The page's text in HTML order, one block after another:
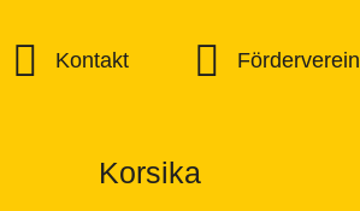
Kontakt Förderverein
Korsika